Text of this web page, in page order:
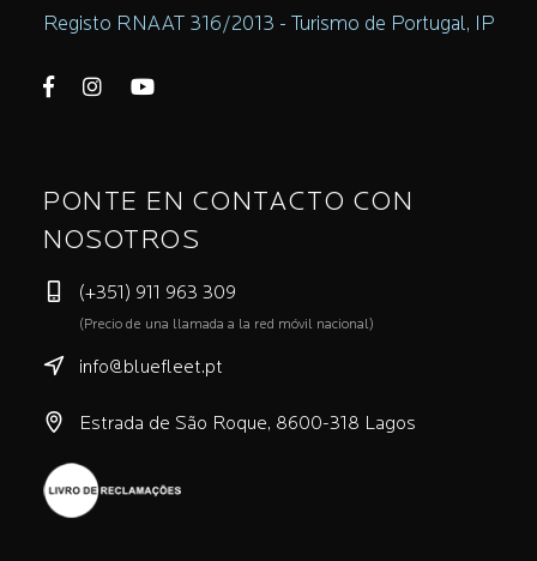
Registo RNAAT 316/2013 - Turismo de Portugal, IP
PONTE EN CONTACTO CON
NOSOTROS
(+351) 911 963 309
(Precio de una llamada a la red móvil nacional)
info@bluefleet.pt
Estrada de São Roque, 8600-318 Lagos